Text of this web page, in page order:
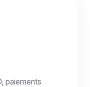
paiements